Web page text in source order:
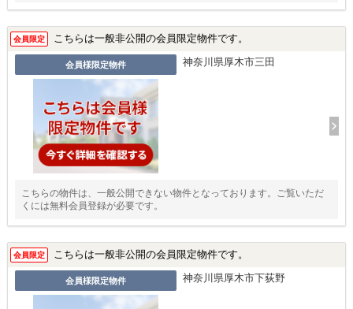
会員限定 こちらは一般非公開の会員限定物件です。
会員様限定物件 神奈川県厚木市三田
こちらの物件は、一般公開できない物件となっております。ご覧いただ
くには無料会員登録が必要です。
会員限定 こちらは一般非公開の会員限定物件です。
会員様限定物件 神奈川県厚木市下荻野